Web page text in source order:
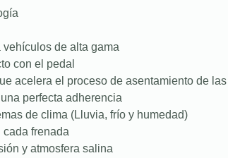
de alta gama
con el pedal
acelera el proceso de asentamiento de las
perfecta adherencia
de clima (Lluvia, frío y humedad)
frenada
y atmosfera salina